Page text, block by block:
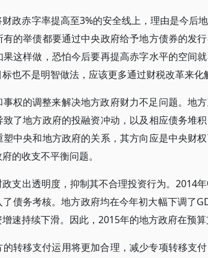
政赤字率提高至3%的安全线上，理由是今后
的举债都要通过中央政府给予地方债券的发
这样做，恐怕今后要再提高赤字水平的空间
也不是明智做法，应该更多通过财税改革来化
权的调整来解决地方政府财力不足问题。地
了地方政府的投融资冲动，以及相应债务堆
中央和地方政府的关系，其方向应是中央财
的收支不平衡问题。
支出透明度，抑制其不合理投资行为。2014
债务考核。地方政府均在今年初大幅下调了
速持续下滑。因此，2015年的地方政府在预算
转移支付运用将更加合理，减少专项转移支